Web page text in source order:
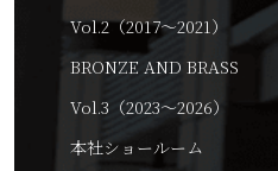
Vol.2（2017～2021）
BRONZE AND BRASS
Vol.3（2023～2026）
本社ショールーム